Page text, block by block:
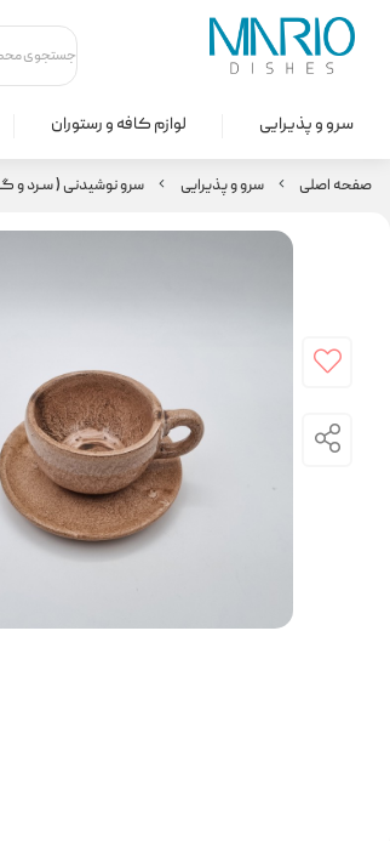
سرو و پذیرایی لوازم کافه و رستوران
صفحه اصلی سرو و پذیرایی سرو نوشیدنی ( سـرد و